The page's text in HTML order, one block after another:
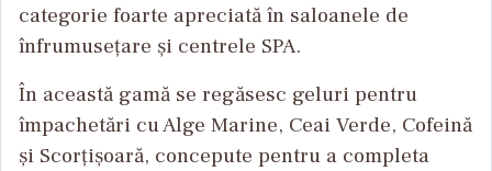
categorie foarte apreciată în saloanele de
înfrumusețare și centrele SPA.
În această gamă se regăsesc geluri pentru
împachetări cu Alge Marine, Ceai Verde, Cofeină
și Scorțișoară, concepute pentru a completa